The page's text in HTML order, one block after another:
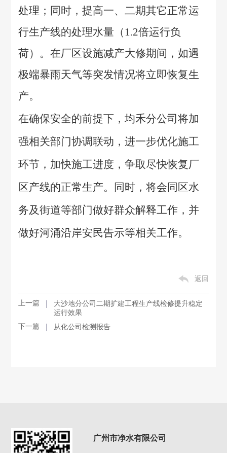
处理；同时，提高一、二期其它正常运
行生产线的处理水量（1.2倍运行负
荷）。在厂区设施减产大修期间，如遇
极端暴雨天气等突发情况将立即恢复生
产。
在确保安全的前提下，均禾分公司将加
强相关部门协调联动，进一步优化施工
环节，加快施工进度，争取尽快恢复厂
区产线的正常生产。同时，将会同区水
务及街道等部门做好群众解释工作，并
做好河涌沿岸安民告示等相关工作。
返回
上一篇
大沙地分公司二期扩建工程生产线检修提升稳定
运行效果
下一篇
从化公司检测报告
广州市净水有限公司